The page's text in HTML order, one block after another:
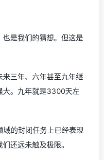
是我们的猜想。但这是
三年、六年甚至九年继
大。九年就是3300天左
域的封闭任务上已经表现
还远未触及极限。